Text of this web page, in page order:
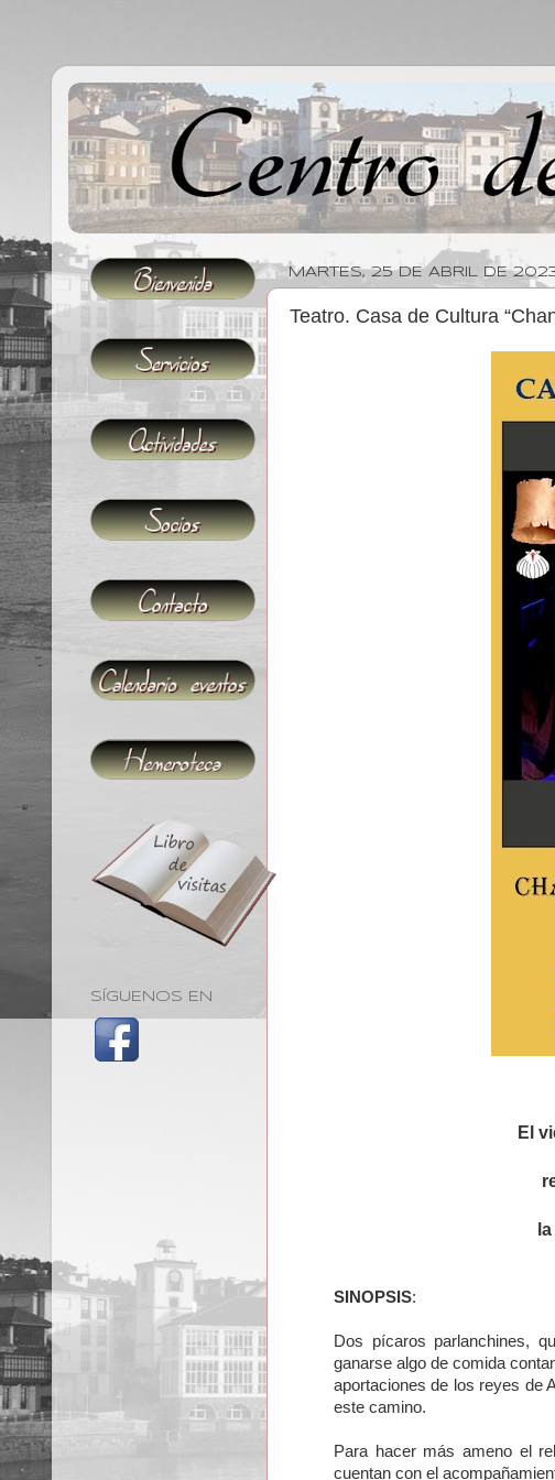
MARTES, 25 DE ABRIL DE
Teatro. Casa de Cultura
El
SINOPSIS:
Dos pícaros parlanchines,
ganarse algo de comida
aportaciones de los reyes de
este camino.
Para hacer más ameno el
cuentan con el
SÍGUENOS EN